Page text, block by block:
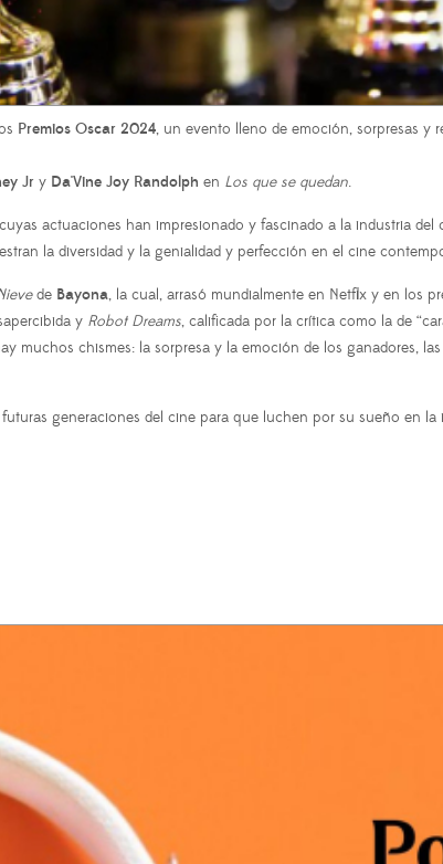
Premios Oscar 2024, un evento lleno de emoción, sorpresas y
Jr y Da'Vine Joy Randolph en Los que se quedan.
actuaciones han impresionado y fascinado a la industria
la diversidad y la genialidad y perfección en el cine
de Bayona, la cual, arrasó mundialmente en Netflix y en los
y Robot Dreams, calificada por la crítica como la de
muchos chismes: la sorpresa y la emoción de los ganadores,
generaciones del cine para que luchen por su sueño en la